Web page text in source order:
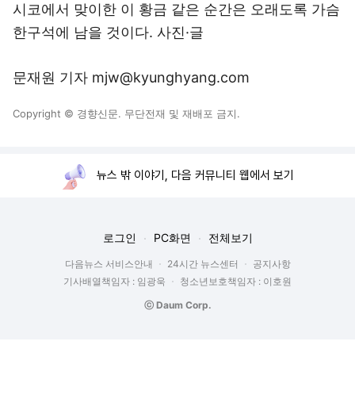
시코에서 맞이한 이 황금 같은 순간은 오래도록 가슴
한구석에 남을 것이다. 사진·글
문재원 기자 mjw@kyunghyang.com
Copyright © 경향신문. 무단전재 및 재배포 금지.
뉴스 밖 이야기, 다음 커뮤니티 웹에서 보기
로그인 PC화면 전체보기
다음뉴스 서비스안내 24시간 뉴스센터
공지사항
기사배열책임자 : 임광욱
청소년보호책임자 : 이호원
ⓒ Daum Corp.